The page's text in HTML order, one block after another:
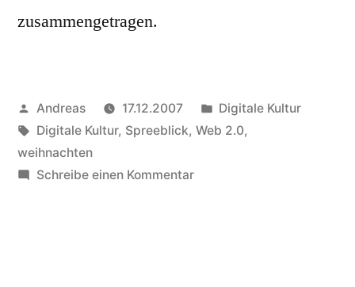
zusammengetragen.
Veröffentlicht
von
Andreas 17.12.2007
Veröffentlicht
in
Digitale Kultur
Schlagwörter:
Digitale Kultur, Spreeblick, Web 2.0,
weihnachten
Schreibe einen Kommentarzu